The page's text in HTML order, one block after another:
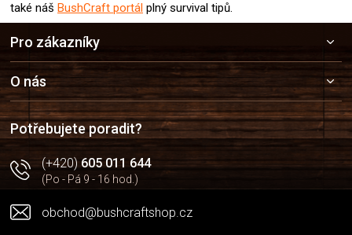
také náš BushCraft portál plný survival tipů.
a
t
í
Pro zákazníky
O nás
Potřebujete poradit?
(+420)605 011 644
(Po - Pá 9 - 16 hod.)
obchod@bushcraftshop.cz